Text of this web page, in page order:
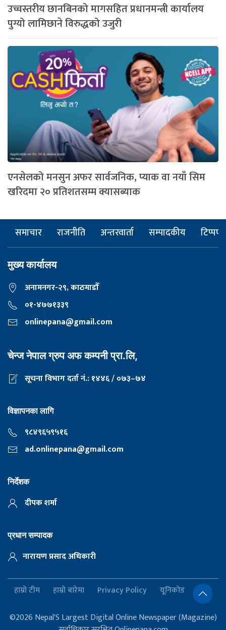
उच्चस्तरीय छानबिनको मागसहित प्रधानमन्त्री कार्यालय
पुग्यो लामिछाने विरुद्धको उजुरी
एनसेलको मनसुन अफर सार्वजनिक, प्याक वा नयाँ सिम
खरिदमा २० प्रतिशतसम्म क्यासब्याक
समाचार राजनीति अन्तरवार्ता सम्पादकीय टिप्पणी
मुख्य कार्यालय
अनामनगर-२९, काठमाडाैँ
०१-४७७१३३९
onlinepana@gmail.com
चेन्ज नेपाल ग्रुप अफ कम्पनी प्रा.लि,
सूचना विभाग दर्ता नं.: १४४६ / ०७३–७४
विज्ञापनका लागि
९८४९६५९५१६
ad.onlinepana@gmail.com
निर्देशक
दीपक शर्मा
प्रधान सम्पादक
नारायण प्रसाद अधिकारी
हाम्रो टीम हाम्रो बारेमा Privacy Policy यूनिकोड
©2026 Nepal'S Largest Digital Online Newspaper (Magazine)